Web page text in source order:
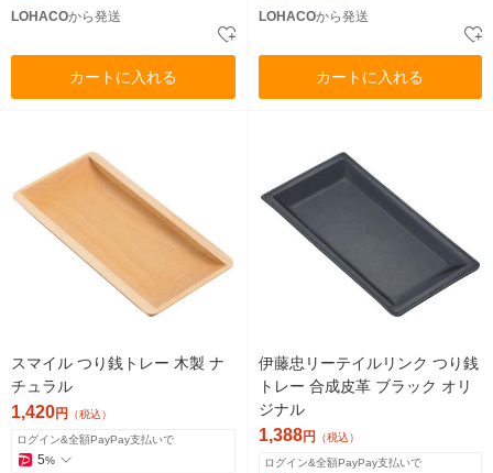
LOHACOから発送
カートに入れる
LOHACOから発送
カートに入れる
スマイル つり銭トレー 木製 ナ
チュラル
1,420円 （税込）
ログイン&全額PayPay支払いで
5%
伊藤忠リーテイルリンク つり銭
トレー 合成皮革 ブラック オリ
ジナル
1,388円 （税込）
ログイン&全額PayPay支払いで